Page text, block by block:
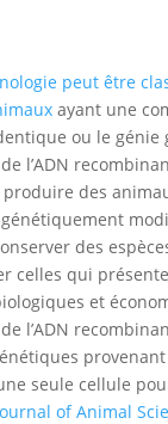
peut être
ayant une
ou le génie
l’ADN
produire des
des
celles qui
et
l’ADN
seule cellule
of Animal